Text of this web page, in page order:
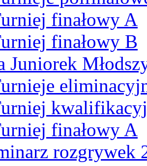
finałowy A
finałowy B
Juniorek
finałowy A
rozgrywek